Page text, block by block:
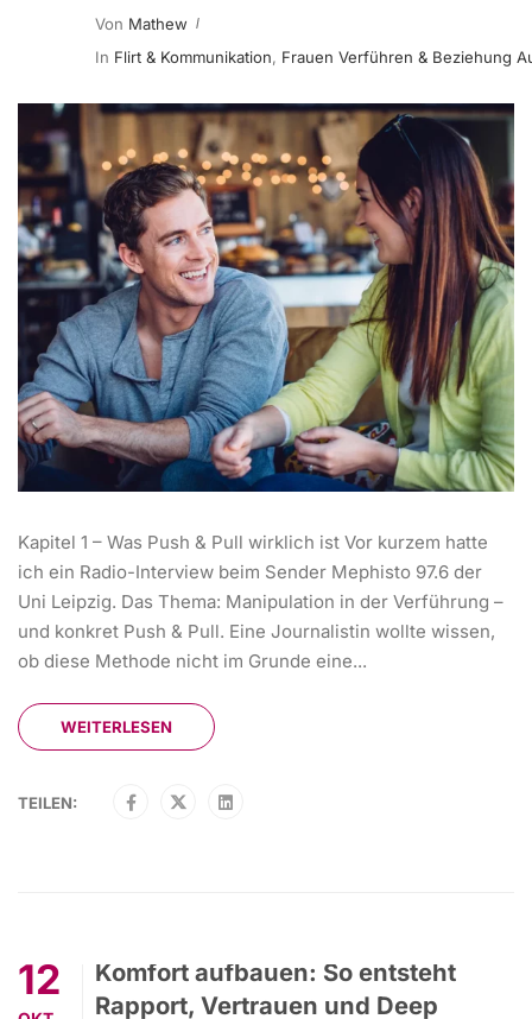
Von Mathew
In Flirt & Kommunikation, Frauen Verführen & Beziehung
Kapitel 1 – Was Push & Pull wirklich ist Vor kurzem hatte
ich ein Radio-Interview beim Sender Mephisto 97.6 der
Uni Leipzig. Das Thema: Manipulation in der Verführung –
und konkret Push & Pull. Eine Journalistin wollte wissen,
ob diese Methode nicht im Grunde eine...
WEITERLESEN
TEILEN:
12
Komfort aufbauen: So entsteht
Rapport, Vertrauen und Deep